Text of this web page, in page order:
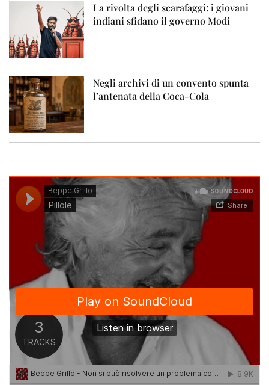
La rivolta degli scarafaggi: i giovani
indiani sfidano il governo Modi
Negli archivi di un convento spunta
l’antenata della Coca-Cola